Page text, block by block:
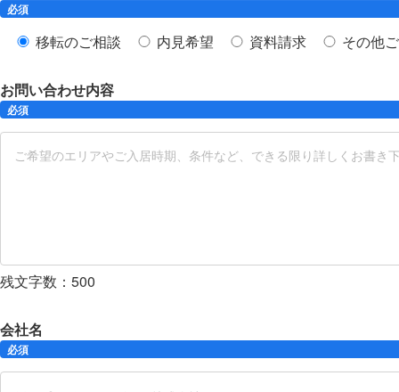
必須
移転のご相談 内見希望 資料請求 その他
お問い合わせ内容
必須
残文字数： 500
会社名
必須